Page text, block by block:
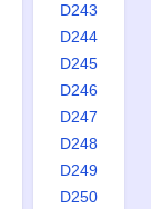
D243
D244
D245
D246
D247
D248
D249
D250